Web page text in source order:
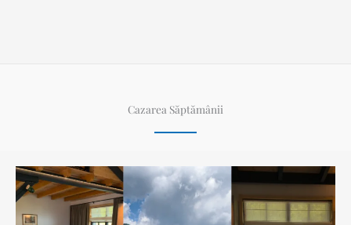
Cazarea Săptămânii